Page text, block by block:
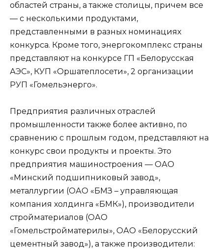
областей страны, а также столицы, причем все
— с несколькими продуктами,
представленными в разных номинациях
конкурса. Кроме того, энергокомплекс страны
представляют на конкурсе ГП «Белорусская
АЭС», КУП «Оршатеплосети», 2 организации
РУП «Гомельэнерго».
Предприятия различных отраслей
промышленности также более активно, по
сравнению с прошлым годом, представляют на
конкурс свои продукты и проекты. Это
предприятия машиностроения — ОАО
«Минский подшипниковый завод»,
металлургии (ОАО «БМЗ – управляющая
компания холдинга «БМК»), производители
стройматериалов (ОАО
«Гомельстройматерилы», ОАО «Белорусский
цементный завод»), а также производители: